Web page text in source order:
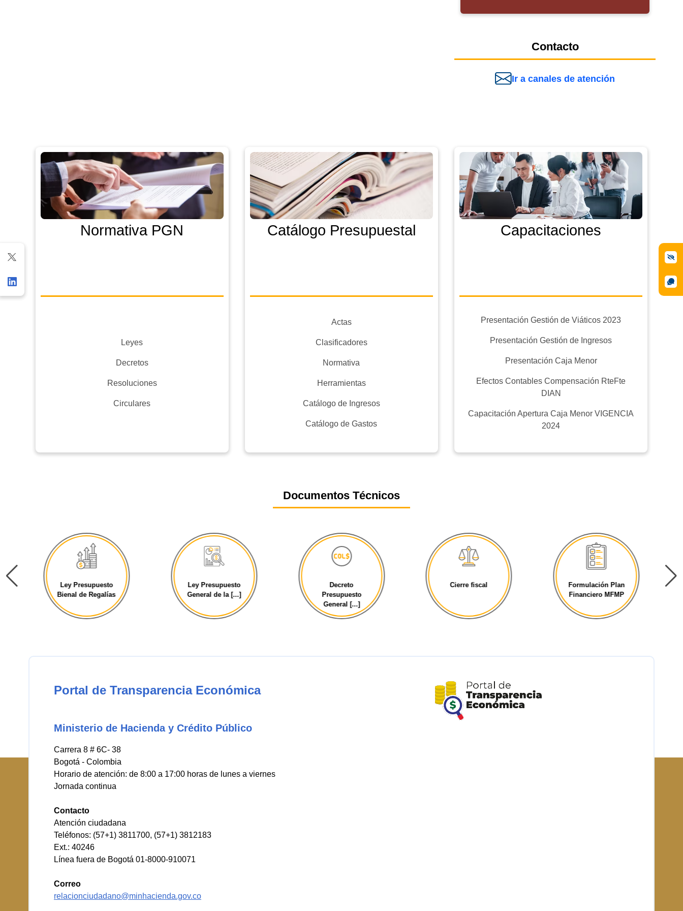
Contacto
Ir a canales de atención
Normativa PGN
Leyes
Decretos
Resoluciones
Circulares
Catálogo Presupuestal
Actas
Clasificadores
Normativa
Herramientas
Catálogo de Ingresos
Catálogo de Gastos
Capacitaciones
Presentación Gestión de Viáticos 2023
Presentación Gestión de Ingresos
Presentación Caja Menor
Efectos Contables Compensación RteFte
DIAN
Capacitación Apertura Caja Menor VIGENCIA
2024
Documentos Técnicos
Ley Presupuesto
Bienal de Regalías
Ley Presupuesto
General de la [...]
Decreto
Presupuesto
General [...]
Cierre fiscal
Formulación Plan
Financiero MFMP
Portal de Transparencia Económica
Ministerio de Hacienda y Crédito Público
Carrera 8 # 6C- 38
Bogotá - Colombia
Horario de atención: de 8:00 a 17:00 horas de lunes a viernes
Jornada continua
Contacto
Atención ciudadana
Teléfonos: (57+1) 3811700, (57+1) 3812183
Ext.: 40246
Línea fuera de Bogotá 01-8000-910071
Correo
relacionciudadano@minhacienda.gov.co